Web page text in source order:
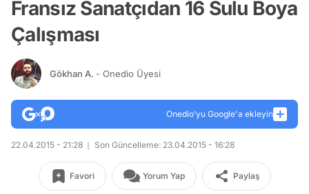
Fransız Sanatçıdan 16 Sulu Boya
Çalışması
Gökhan A. - Onedio Üyesi
Onedio’yu Google'a ekleyin
22.04.2015 - 21:28 Son Güncelleme: 23.04.2015 - 16:28
Favori Yorum Yap Paylaş